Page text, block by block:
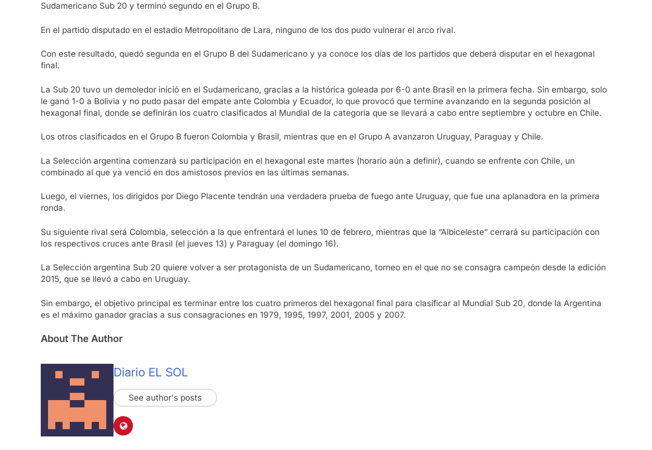
Sudamericano Sub 20 y terminó segundo en el Grupo B.
En el partido disputado en el estadio Metropolitano de Lara, ninguno de los dos pudo vulnerar el arco rival.
Con este resultado, quedó segunda en el Grupo B del Sudamericano y ya conoce los días de los partidos que deberá disputar en el hexagonal
final.
La Sub 20 tuvo un demoledor inició en el Sudamericano, gracias a la histórica goleada por 6-0 ante Brasil en la primera fecha. Sin embargo, solo
le ganó 1-0 a Bolivia y no pudo pasar del empate ante Colombia y Ecuador, lo que provocó que termine avanzando en la segunda posición al
hexagonal final, donde se definirán los cuatro clasificados al Mundial de la categoría que se llevará a cabo entre septiembre y octubre en Chile.
Los otros clasificados en el Grupo B fueron Colombia y Brasil, mientras que en el Grupo A avanzaron Uruguay, Paraguay y Chile.
La Selección argentina comenzará su participación en el hexagonal este martes (horario aún a definir), cuando se enfrente con Chile, un
combinado al que ya venció en dos amistosos previos en las últimas semanas.
Luego, el viernes, los dirigidos por Diego Placente tendrán una verdadera prueba de fuego ante Uruguay, que fue una aplanadora en la primera
ronda.
Su siguiente rival será Colombia, selección a la que enfrentará el lunes 10 de febrero, mientras que la “Albiceleste” cerrará su participación con
los respectivos cruces ante Brasil (el jueves 13) y Paraguay (el domingo 16).
La Selección argentina Sub 20 quiere volver a ser protagonista de un Sudamericano, torneo en el que no se consagra campeón desde la edición
2015, que se llevó a cabo en Uruguay.
Sin embargo, el objetivo principal es terminar entre los cuatro primeros del hexagonal final para clasificar al Mundial Sub 20, donde la Argentina
es el máximo ganador gracias a sus consagraciones en 1979, 1995, 1997, 2001, 2005 y 2007.
About The Author
Diario EL SOL
See author's posts